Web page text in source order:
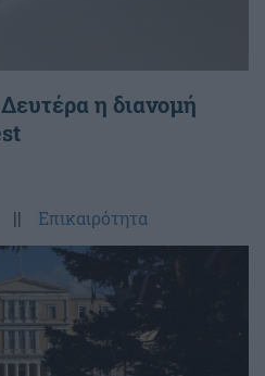
η διανομή
|| Επικαιρότητα